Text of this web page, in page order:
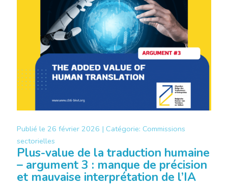
Publié le 26 février 2026 | Catégorie: Commissions
sectorielles
Plus-value de la traduction humaine
– argument 3 : manque de précision
et mauvaise interprétation de l’IA